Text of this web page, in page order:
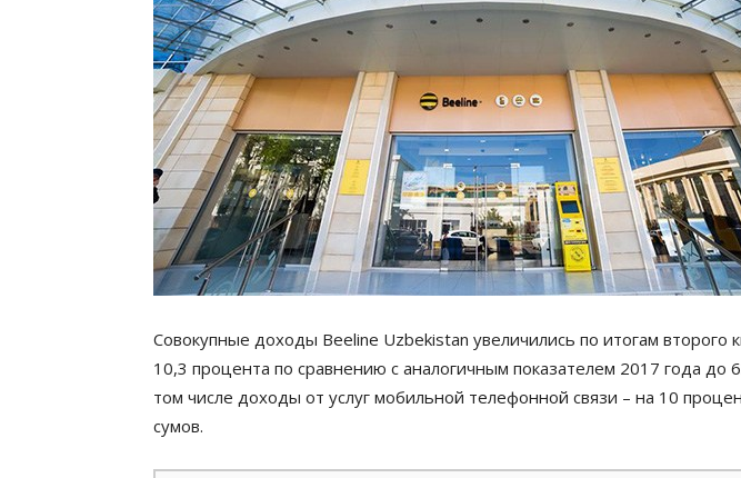
Совокупные доходы Beeline Uzbekistan увеличились по итогам второго
10,3 процента по сравнению с аналогичным показателем 2017 года до
том числе доходы от услуг мобильной телефонной связи – на 10
сумов.